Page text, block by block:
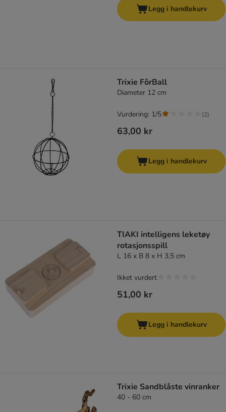
Legg i handlekurv
Trixie FôrBall
Diameter 12 cm
63,00 kr
Vurdering: 1/5 (2)
Legg i handlekurv
TIAKI intelligens leketøy
rotasjonsspill
L 16 x B 8 x H 3,5 cm
51,00 kr
Ikket vurdert
Legg i handlekurv
Trixie Sandblåste vinranker
40 - 60 cm